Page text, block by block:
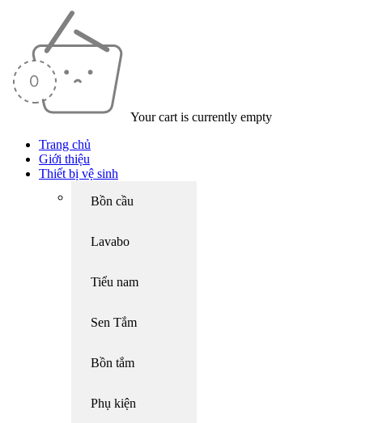
Your cart is currently empty
Trang chủ
Giới thiệu
Thiết bị vệ sinh
Bồn cầu
Lavabo
Tiểu nam
Sen Tắm
Bồn tắm
Phụ kiện